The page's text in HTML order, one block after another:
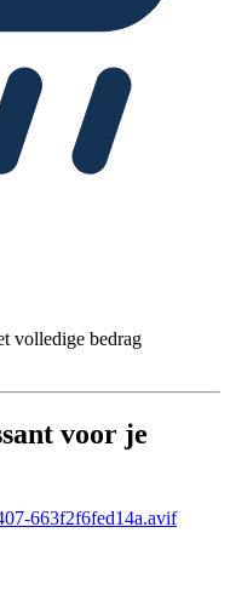
volledige bedrag
voor je